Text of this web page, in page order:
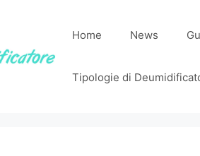
Home News
Tipologie di